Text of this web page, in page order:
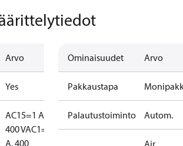
Arvo
Yes
AC15=1 A,
400 VAC1=10
A, 400
Ominaisuudet Arvo
Pakkaustapa
Palautustoiminto Autom.
Air